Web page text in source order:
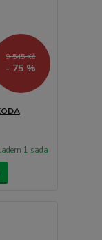
9 545 Kč
- 75 %
1 sada